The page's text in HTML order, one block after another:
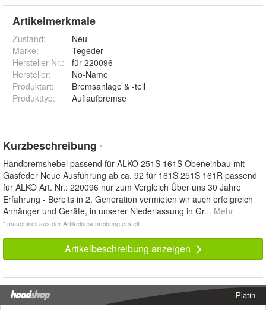
Artikelmerkmale
Zustand:
Neu
Marke:
Tegeder
Hersteller Nr.:
für 220096
Hersteller:
No-Name
Produktart:
Bremsanlage & -teil
Produkttyp: Auflaufbremse
Kurzbeschreibung *
Handbremshebel passend für ALKO 251S 161S Obeneinbau mit
Gasfeder Neue Ausführung ab ca. 92 für 161S 251S 161R passend
für ALKO Art. Nr.: 220096 nur zum Vergleich Über uns 30 Jahre
Erfahrung - Bereits in 2. Generation vermieten wir auch erfolgreich
Anhänger und Geräte, in unserer Niederlassung in Gr... Mehr
* maschinell aus der Artikelbeschreibung erstellt
Artikelbeschreibung anzeigen
Platin